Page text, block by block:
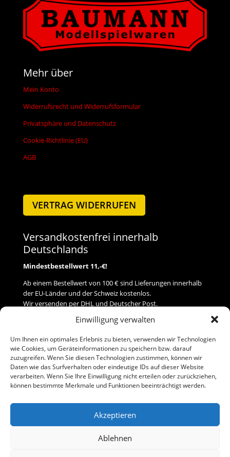
Einwilligung verwalten
Um Ihnen ein optimales Erlebnis zu bieten, verwenden wir Technologien
wie Cookies, um Geräteinformationen zu speichern bzw. darauf
zuzugreifen. Wenn Sie diesen Technologien zustimmen, können wir
Daten wie das Surfverhalten oder eindeutige IDs auf dieser Website
verarbeiten. Wenn Sie Ihre Einwilligung nicht erteilen oder zurückziehen,
können bestimmte Merkmale und Funktionen beeinträchtigt werden.
Akzeptieren
Ablehnen
Mehr über
Mein Konto
Widerrufsrecht und Widerrufsformular
Privatsphäre und Datenschutz
Cookie-Richtlinie (EU)
AGB
VERTRAG WIDERRUFEN
Versandkostenfrei innerhalb
Deutschlands
Mindestbestellwert 11,-€!
Ab einem Bestellwert von 100 € sind Lieferungen innerhalb
der EU-Länder und der Schweiz kostenlos.
Wir versenden per DHL und Deutscher Post.
Versand
Zahlung
Baumann Modellspielwaren
Telefon (0 91 61) 33 84